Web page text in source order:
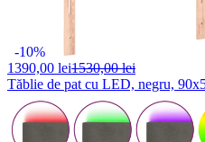
-10%
1390,00 lei1530,00 lei
Tăblie de pat cu LED, negru,